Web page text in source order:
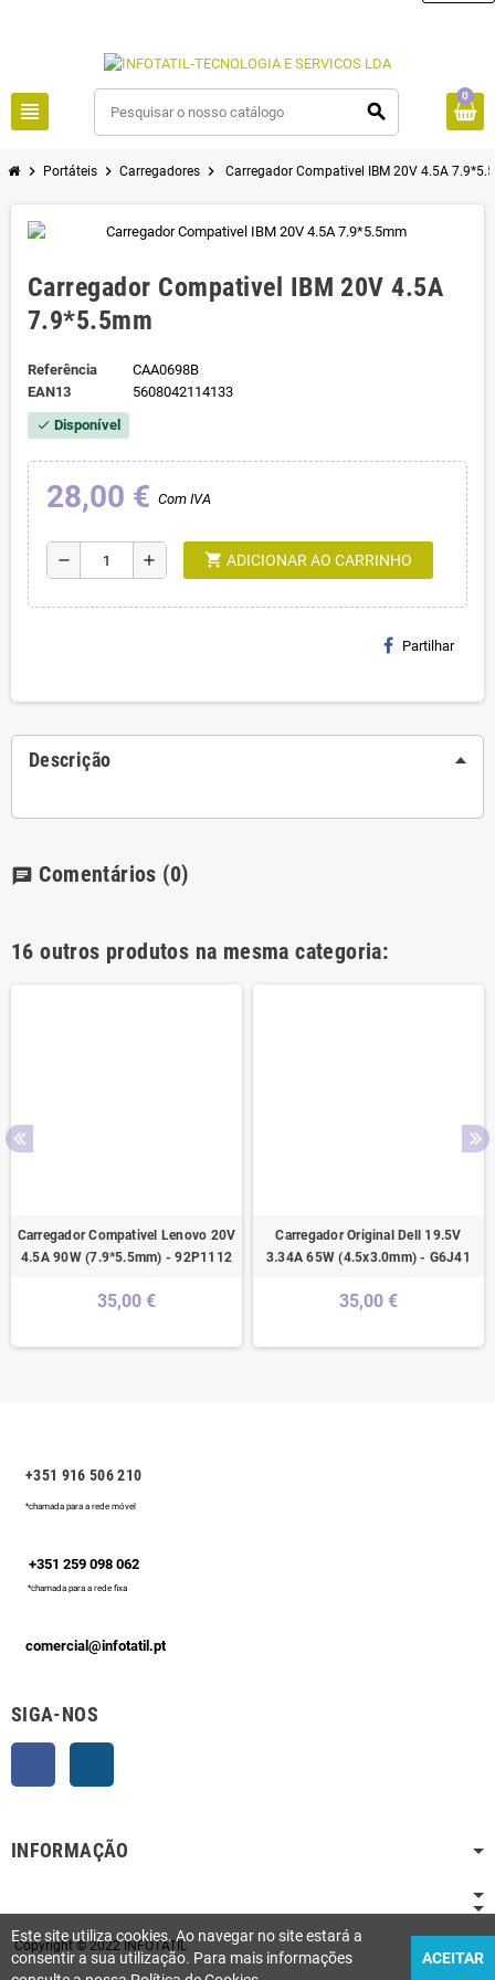
view_headline search
0
chevron_right Portáteis chevron_right Carregadores chevron_right Carregador Compativel IBM 20V 4.5A
Carregador Compativel IBM 20V 4.5A
7.9*5.5mm
Referência
CAA0698B
EAN13
5608042114133
check Disponível
28,00 € Com IVA
remove add shopping_cart ADICIONAR AO CARRINHO
Partilhar
Descrição
chat Comentários (0)
16 outros produtos na mesma categoria:
Carregador Compativel Lenovo 20V
4.5A 90W (7.9*5.5mm) - 92P1112
35,00 €
Carregador Original Dell 19.5V
3.34A 65W (4.5x3.0mm) - G6J41
35,00 €
+351 916 506 210
*chamada para a rede móvel
+351 259 098 062
*chamada para a rede fixa
comercial@infotatil.pt
SIGA-NOS
INFORMAÇÃO
Copyright © 2022 INFOTATIL
Este site utiliza cookies. Ao navegar no site estará a
consentir a sua utilização. Para mais informações
ACEITAR